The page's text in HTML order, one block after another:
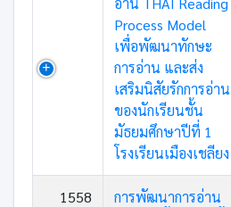
Process Model
เพื่อพัฒนาทักษะ
การอ่าน และส่ง
เสริมนิสัยรักการอ่าน
ของนักเรียนชั้น
มัธยมศึกษาปีที่ 1
โรงเรียนเมืองเชลียง
1558
การพัฒนาการอ่าน